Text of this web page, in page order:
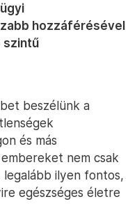
hozzáférésével
szintű
beszélünk a
és más
nem csak
ilyen fontos,
egészséges életre